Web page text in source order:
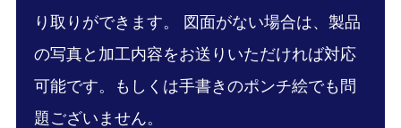
り取りができます。 図面がない場合は、製品
の写真と加工内容をお送りいただければ対応
可能です。もしくは手書きのポンチ絵でも問
題ございません。